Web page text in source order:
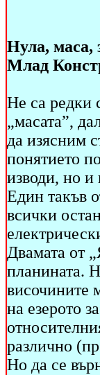
Нула, маса,
Млад
Не са редки
„масата”,
да изясним
понятието
изводи, но и
Един такъв
всички
Двамата от
планината.
височините
на езерото
различно
Но да се